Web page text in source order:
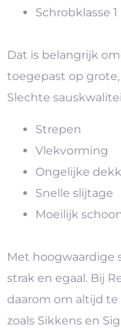
Schrobklasse 1
Dat is belangrijk
toegepast op
Slechte
Strepen
Vlekvorming
Ongelijke
Snelle slijtage
Moeilijk
Met hoogwaardige
strak en egaal. Bij
daarom om altijd te
zoals Sikkens en